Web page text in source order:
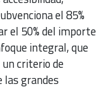
el 85%
el 50% del importe
integral, que
criterio de
las grandes